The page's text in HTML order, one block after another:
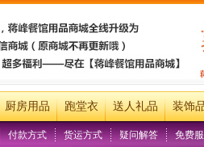
厨房用品 跑堂衣 送人礼品 装饰
付款方式 货运方式 疑问解答 免费